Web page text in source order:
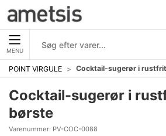
MENU
POINT VIRGULE Cocktail-sugerør i
Cocktail-sugerør i
børste
Varenummer: PV-COC-0088